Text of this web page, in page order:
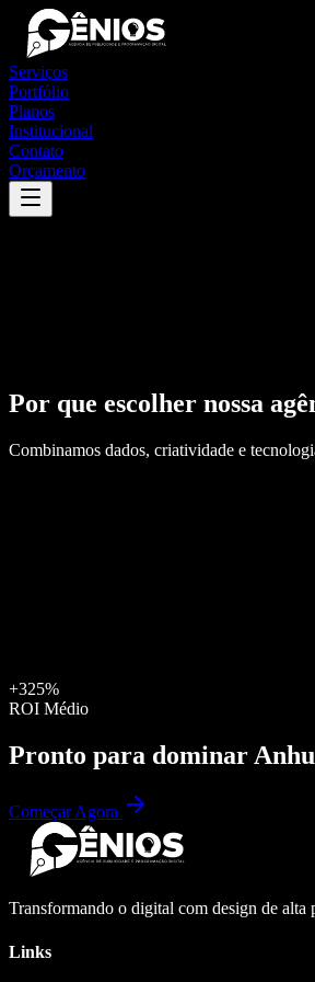
Serviços
Portfólio
Planos
Institucional
Contato
Orçamento
Por que escolher nossa
Combinamos dados, criatividade e
+325%
ROI Médio
Pronto para dominar
Começar Agora
Transformando o digital com design de alta
Links